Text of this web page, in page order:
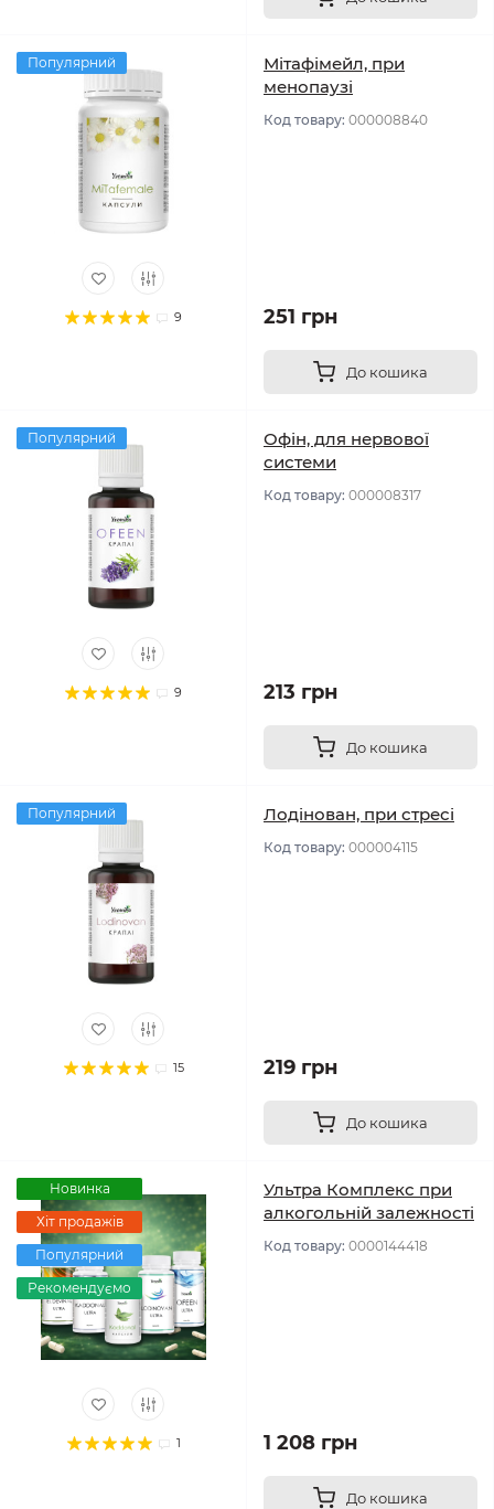
Популярний
9
Мітафімейл, при
менопаузі
Код товару: 000008840
251 грн
До кошика
Популярний
9
Офін, для нервової
системи
Код товару: 000008317
213 грн
До кошика
Популярний
15
Лодінован, при стресі
Код товару: 000004115
219 грн
До кошика
Новинка
Хіт продажів
Популярний
Рекомендуємо
1
Ультра Комплекс при
алкогольній залежності
Код товару: 0000144418
1 208 грн
До кошика